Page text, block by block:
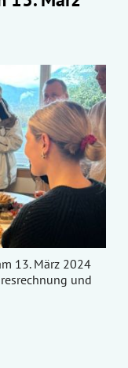
13. März 2024
und